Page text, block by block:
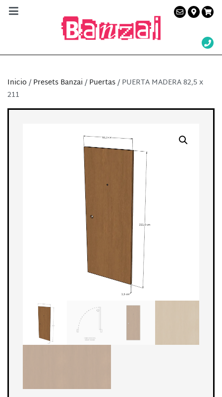
Banzai Studio
Alquiler de plató en Barcelona – Servicios a la
Inicio/Presets Banzai/Puertas/ PUERTA MADERA 82,5 x
211